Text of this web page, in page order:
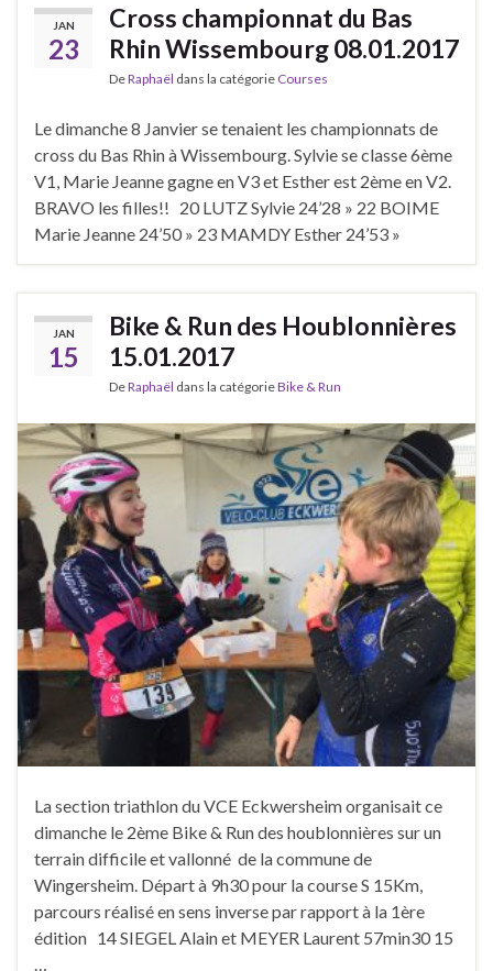
JAN
23
Cross championnat du Bas
Rhin Wissembourg 08.01.2017
DeRaphaël dans la catégorie Courses
Le dimanche 8 Janvier se tenaient les championnats de
cross du Bas Rhin à Wissembourg. Sylvie se classe 6ème
V1, Marie Jeanne gagne en V3 et Esther est 2ème en V2.
BRAVO les filles!! 20 LUTZ Sylvie 24’28 » 22 BOIME
Marie Jeanne 24’50 » 23 MAMDY Esther 24’53 »
JAN
15
Bike & Run des Houblonnières
15.01.2017
DeRaphaël dans la catégorieBike & Run
La section triathlon du VCE Eckwersheim organisait ce
dimanche le 2ème Bike & Run des houblonnières sur un
terrain difficile et vallonné de la commune de
Wingersheim. Départ à 9h30 pour la course S 15Km,
parcours réalisé en sens inverse par rapport à la 1ère
édition 14 SIEGEL Alain et MEYER Laurent 57min30 15